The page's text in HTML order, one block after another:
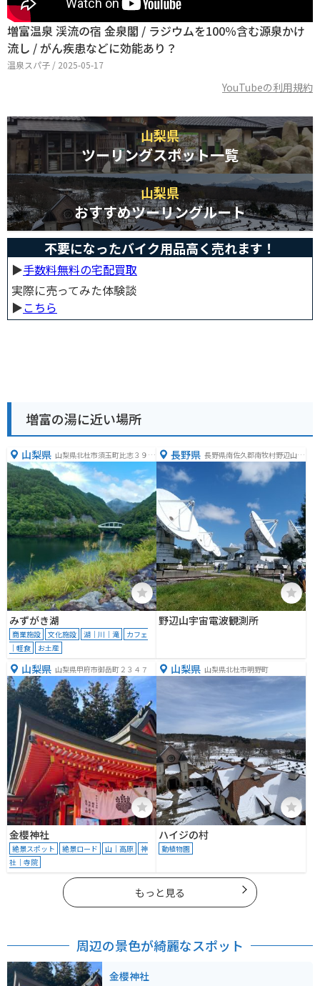
増富温泉 渓流の宿 金泉閣 / ラジウムを100％含む源泉かけ
流し / がん疾患などに効能あり？
温泉スパ子 / 2025-05-17
YouTubeの利用規約
山梨県
ツーリングスポット一覧
山梨県
おすすめツーリングルート
不要になったバイク用品高く売れます！
▶︎手数料無料の宅配買取
実際に売ってみた体験談
▶︎こちら
増富の湯に近い場所
山梨県 山梨県北杜市須玉町比志３９３
６−１３
みずがき湖
商業施設 文化施設 湖｜川｜滝
カフェ
｜軽食
お土産
長野県 長野県南佐久郡南牧村野辺山４
６２−２
野辺山宇宙電波観測所
山梨県 山梨県甲府市御岳町２３４７
金櫻神社
絶景スポット 絶景ロード 山｜高原
神
社｜寺院
山梨県 山梨県北杜市明野町
ハイジの村
動植物園
もっと見る
周辺の景色が綺麗なスポット
金櫻神社